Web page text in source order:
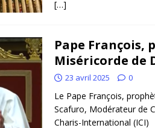
[…]
Pape François,
Miséricorde de
23 avril 2025 0
Le Pape François,
Scafuro, Modérateur de
Charis-International (ICI)